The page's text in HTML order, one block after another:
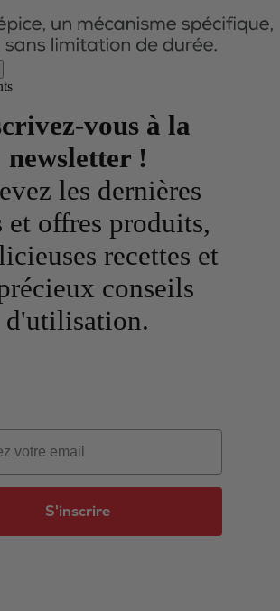
vous à la
newsletter !
les dernières
et offres produits,
recettes et
conseils
d'utilisation.
S'inscrire